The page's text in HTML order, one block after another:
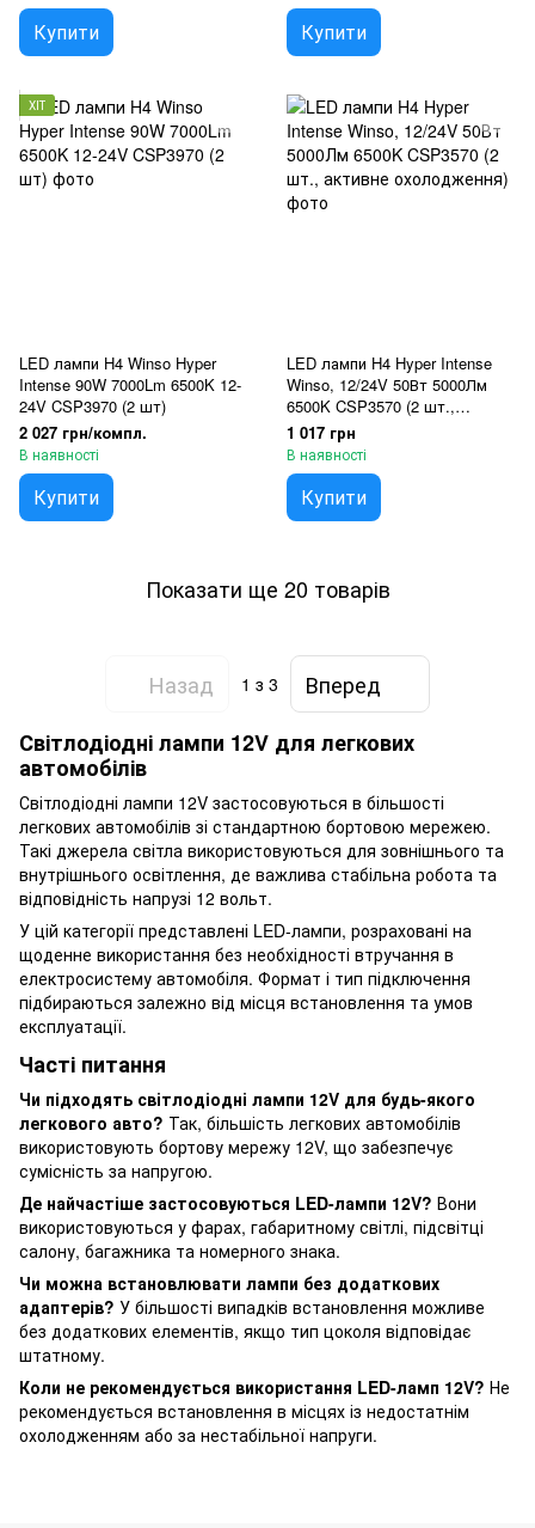
Купити Купити
ХІТ
LED лампи H4 Winso Hyper
Intense 90W 7000Lm 6500K 12-
24V CSP3970 (2 шт)
2 027 грн/компл.
В наявності
Купити
LED лампи H4 Hyper Intense
Winso, 12/24V 50Вт 5000Лм
6500K CSP3570 (2 шт.,
активне охолодження)
1 017 грн
В наявності
Купити
Показати ще 20 товарів
Назад 1 з 3
Вперед
Світлодіодні лампи 12V для легкових
автомобілів
Світлодіодні лампи 12V застосовуються в більшості
легкових автомобілів зі стандартною бортовою мережею.
Такі джерела світла використовуються для зовнішнього та
внутрішнього освітлення, де важлива стабільна робота та
відповідність напрузі 12 вольт.
У цій категорії представлені LED-лампи, розраховані на
щоденне використання без необхідності втручання в
електросистему автомобіля. Формат і тип підключення
підбираються залежно від місця встановлення та умов
експлуатації.
Часті питання
Чи підходять світлодіодні лампи 12V для будь-якого
легкового авто? Так, більшість легкових автомобілів
використовують бортову мережу 12V, що забезпечує
сумісність за напругою.
Де найчастіше застосовуються LED-лампи 12V? Вони
використовуються у фарах, габаритному світлі, підсвітці
салону, багажника та номерного знака.
Чи можна встановлювати лампи без додаткових
адаптерів? У більшості випадків встановлення можливе
без додаткових елементів, якщо тип цоколя відповідає
штатному.
Коли не рекомендується використання LED-ламп 12V? Не
рекомендується встановлення в місцях із недостатнім
охолодженням або за нестабільної напруги.